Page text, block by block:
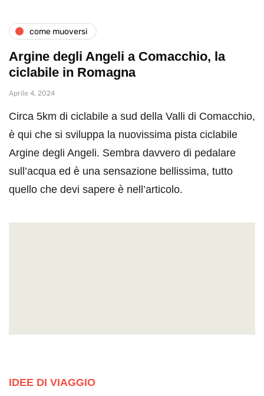
come muoversi
Argine degli Angeli a Comacchio, la
ciclabile in Romagna
Aprile 4, 2024
Circa 5km di ciclabile a sud della Valli di Comacchio,
è qui che si sviluppa la nuovissima pista ciclabile
Argine degli Angeli. Sembra davvero di pedalare
sull’acqua ed è una sensazione bellissima, tutto
quello che devi sapere è nell’articolo.
IDEE DI VIAGGIO